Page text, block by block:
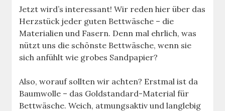
Jetzt wird’s interessant! Wir reden hier über das
Herzstück jeder guten Bettwäsche – die
Materialien und Fasern. Denn mal ehrlich, was
nützt uns die schönste Bettwäsche, wenn sie
sich anfühlt wie grobes Sandpapier?
Also, worauf sollten wir achten? Erstmal ist da
Baumwolle – das Goldstandard-Material für
Bettwäsche. Weich, atmungsaktiv und langlebig